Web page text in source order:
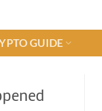
GUIDE